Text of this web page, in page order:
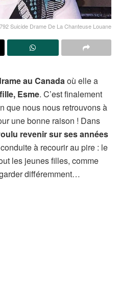
Suicide Drame De La Chanteuse Louane
au Canadaoù elle a
Esme. C’est finalement
que nous nous retrouvons à
une bonne raison ! Dans
revenir sur ses années
à recourir au pire : le
les jeunes filles, comme
différemment…